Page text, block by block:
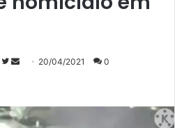
SigaMande
mail
20/04/2021 0